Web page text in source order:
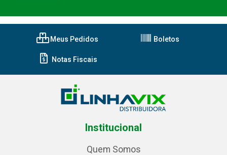
Meus Pedidos Boletos
Notas Fiscais
Institucional
Quem Somos